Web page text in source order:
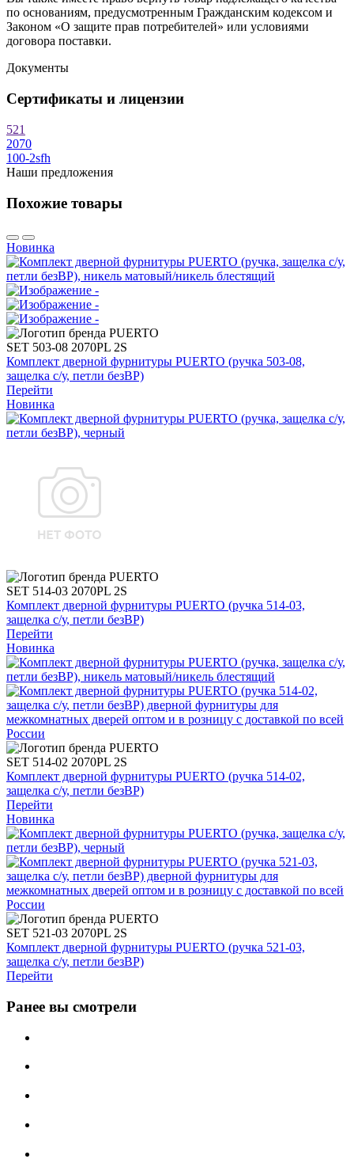
по основаниям, предусмотренным Гражданским кодексом и
Законом «О защите прав потребителей» или условиями
договора поставки.
Документы
Сертификаты и лицензии
521
2070
100-2sfh
Наши предложения
Похожие товары
Новинка
SET 503-08 2070PL 2S
Комплект дверной фурнитуры PUERTO (ручка 503-08,
защелка с/у, петли безВР)
Перейти
Новинка
SET 514-03 2070PL 2S
Комплект дверной фурнитуры PUERTO (ручка 514-03,
защелка с/у, петли безВР)
Перейти
Новинка
SET 514-02 2070PL 2S
Комплект дверной фурнитуры PUERTO (ручка 514-02,
защелка с/у, петли безВР)
Перейти
Новинка
SET 521-03 2070PL 2S
Комплект дверной фурнитуры PUERTO (ручка 521-03,
защелка с/у, петли безВР)
Перейти
Ранее вы смотрели